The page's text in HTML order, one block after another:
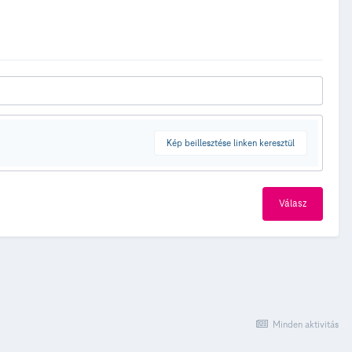
Kép beillesztése linken keresztül
Válasz
Minden aktivitás